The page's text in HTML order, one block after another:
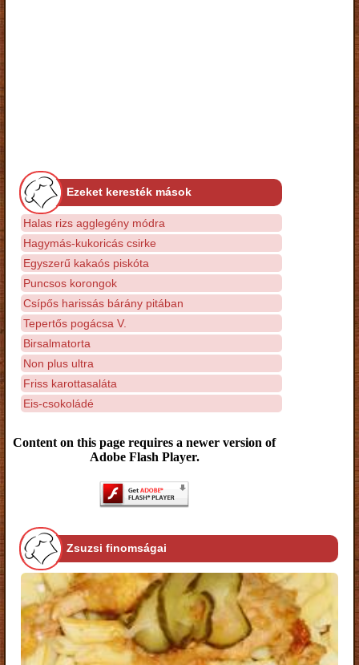
Ezeket keresték mások
Halas rizs agglegény módra
Hagymás-kukoricás csirke
Egyszerű kakaós piskóta
Puncsos korongok
Csípős harissás bárány pitában
Tepertős pogácsa V.
Birsalmatorta
Non plus ultra
Friss karottasaláta
Eis-csokoládé
Content on this page requires a newer version of
Adobe Flash Player.
Zsuzsi finomságai